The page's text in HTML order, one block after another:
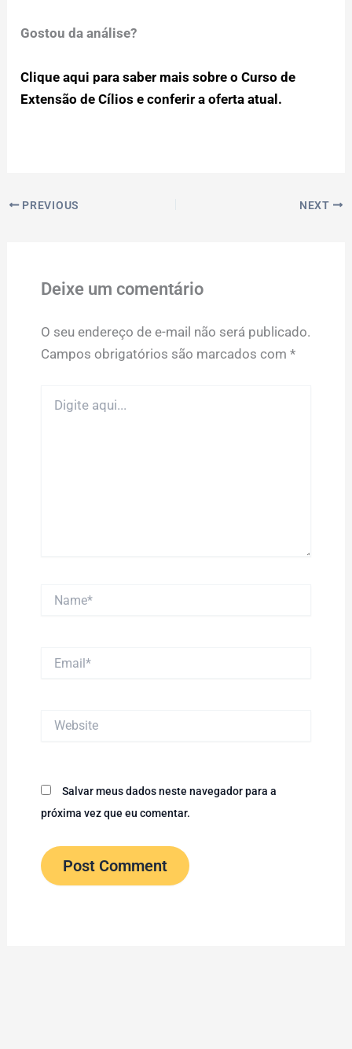
Gostou da análise?
Clique aqui para saber mais sobre o Curso de
Extensão de Cílios e conferir a oferta atual.
PREVIOUS NEXT
Deixe um comentário
O seu endereço de e-mail não será publicado.
Campos obrigatórios são marcados com *
aqui...
Salvar meus dados neste navegador para a
próxima vez que eu comentar.